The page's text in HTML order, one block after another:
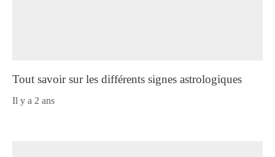
Tout savoir sur les différents signes astrologiques
il y a 2 ans